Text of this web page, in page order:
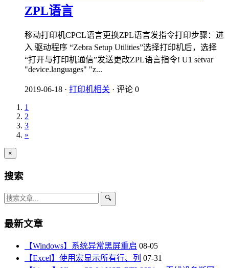
ZPL语言
移动打印机CPCL语言更换ZPL语言发指令打印步骤：进
入 驱动程序 “Zebra Setup Utilities”选择打印机后，选择
“打开与打印机通信”发送更改ZPL语言指令! U1 setvar
"device.languages" "z...
2019-06-18 · 打印机相关 · 评论 0
1
2
3
»
×
搜索
🔍
最新文章
【Windows】系统异常黑屏重启 08-05
【Excel】使用宏显示所有行、列 07-31